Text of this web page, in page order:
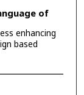
of
enhancing
based